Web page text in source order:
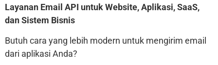
Layanan Email API untuk Website, Aplikasi, SaaS,
dan Sistem Bisnis
Butuh cara yang lebih modern untuk mengirim email
dari aplikasi Anda?